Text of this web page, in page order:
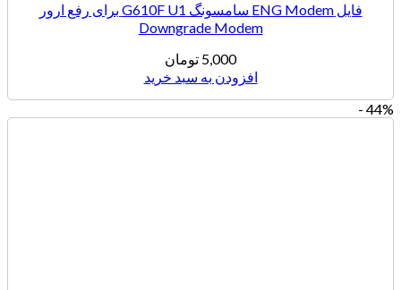
فایل ENG Modem سامسونگ G610F U1 برای رفع ارور
Downgrade Modem
5,000تومان
افزودن به سبد خرید
44% -